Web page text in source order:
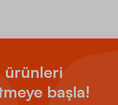
ürünleri
başla!